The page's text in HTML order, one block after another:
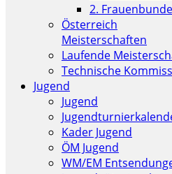
2.
Österreich
Meisterschaften
Laufende
Technische
Jugend
Jugend
Kader Jugend
ÖM Jugend
WM/EM